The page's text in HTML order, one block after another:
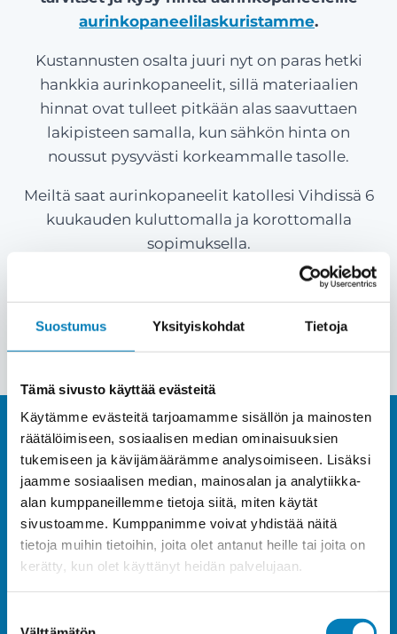
Suostumus Yksityiskohdat Tietoja
Tämä sivusto käyttää evästeitä
Käytämme evästeitä tarjoamamme sisällön ja mainosten
räätälöimiseen, sosiaalisen median ominaisuuksien
tukemiseen ja kävijämäärämme analysoimiseen. Lisäksi
jaamme sosiaalisen median, mainosalan ja analytiikka-
alan kumppaneillemme tietoja siitä, miten käytät
sivustoamme. Kumppanimme voivat yhdistää näitä
tietoja muihin tietoihin, joita olet antanut heille tai joita on
kerätty, kun olet käyttänyt heidän palvelujaan.
aurinkopaneelilaskuristamme.
Kustannusten osalta juuri nyt on paras hetki
hankkia aurinkopaneelit, sillä materiaalien
hinnat ovat tulleet pitkään alas saavuttaen
lakipisteen samalla, kun sähkön hinta on
noussut pysyvästi korkeammalle tasolle.
Meiltä saat aurinkopaneelit katollesi Vihdissä 6
kuukauden kuluttomalla ja korottomalla
sopimuksella.
Pyydä tarjous
Hanki tehokas ja tuottava
aurinkosähköjärjestelmä
Vihdissä ja ala elämään